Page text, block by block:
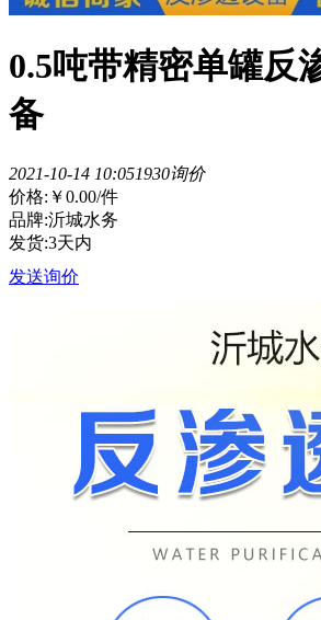
0.5吨带精密单罐反
备
2021-10-14 10:051930询价
价格: ￥0.00/件
品牌:沂城水务
发货:3天内
发送询价